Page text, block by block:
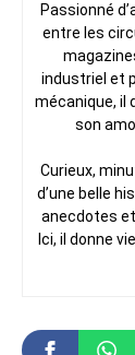
Passionné
entre les
industriel et
mécanique, il
son
Curieux,
d’une belle
anecdotes
Ici, il donne